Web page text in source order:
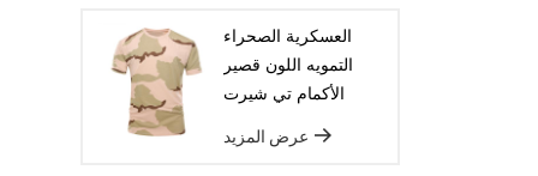
العسكرية الصحراء
التمويه اللون قصير
الأكمام تي شيرت
عرض المزيد